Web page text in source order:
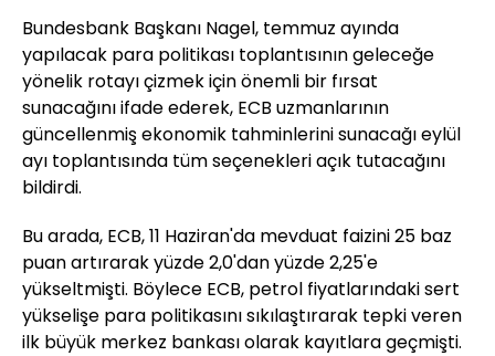
Bundesbank Başkanı Nagel, temmuz ayında
yapılacak para politikası toplantısının geleceğe
yönelik rotayı çizmek için önemli bir fırsat
sunacağını ifade ederek, ECB uzmanlarının
güncellenmiş ekonomik tahminlerini sunacağı eylül
ayı toplantısında tüm seçenekleri açık tutacağını
bildirdi.
Bu arada, ECB, 11 Haziran'da mevduat faizini 25 baz
puan artırarak yüzde 2,0'dan yüzde 2,25'e
yükseltmişti. Böylece ECB, petrol fiyatlarındaki sert
yükselişe para politikasını sıkılaştırarak tepki veren
ilk büyük merkez bankası olarak kayıtlara geçmişti.